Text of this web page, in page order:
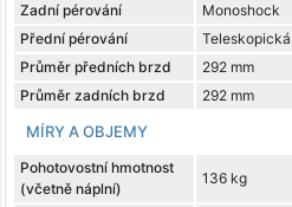
Zadní pérování
Monoshock
Přední pérování
Průměr předních brzd
292 mm
Průměr zadních brzd
292 mm
MÍRY A OBJEMY
Pohotovostní hmotnost
(včetně náplní)
136 kg